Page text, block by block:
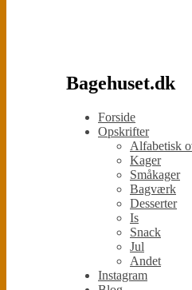
Bagehuset.dk
Forside
Opskrifter
Alfabetisk
Kager
Småkager
Bagværk
Desserter
Is
Snack
Jul
Andet
Instagram